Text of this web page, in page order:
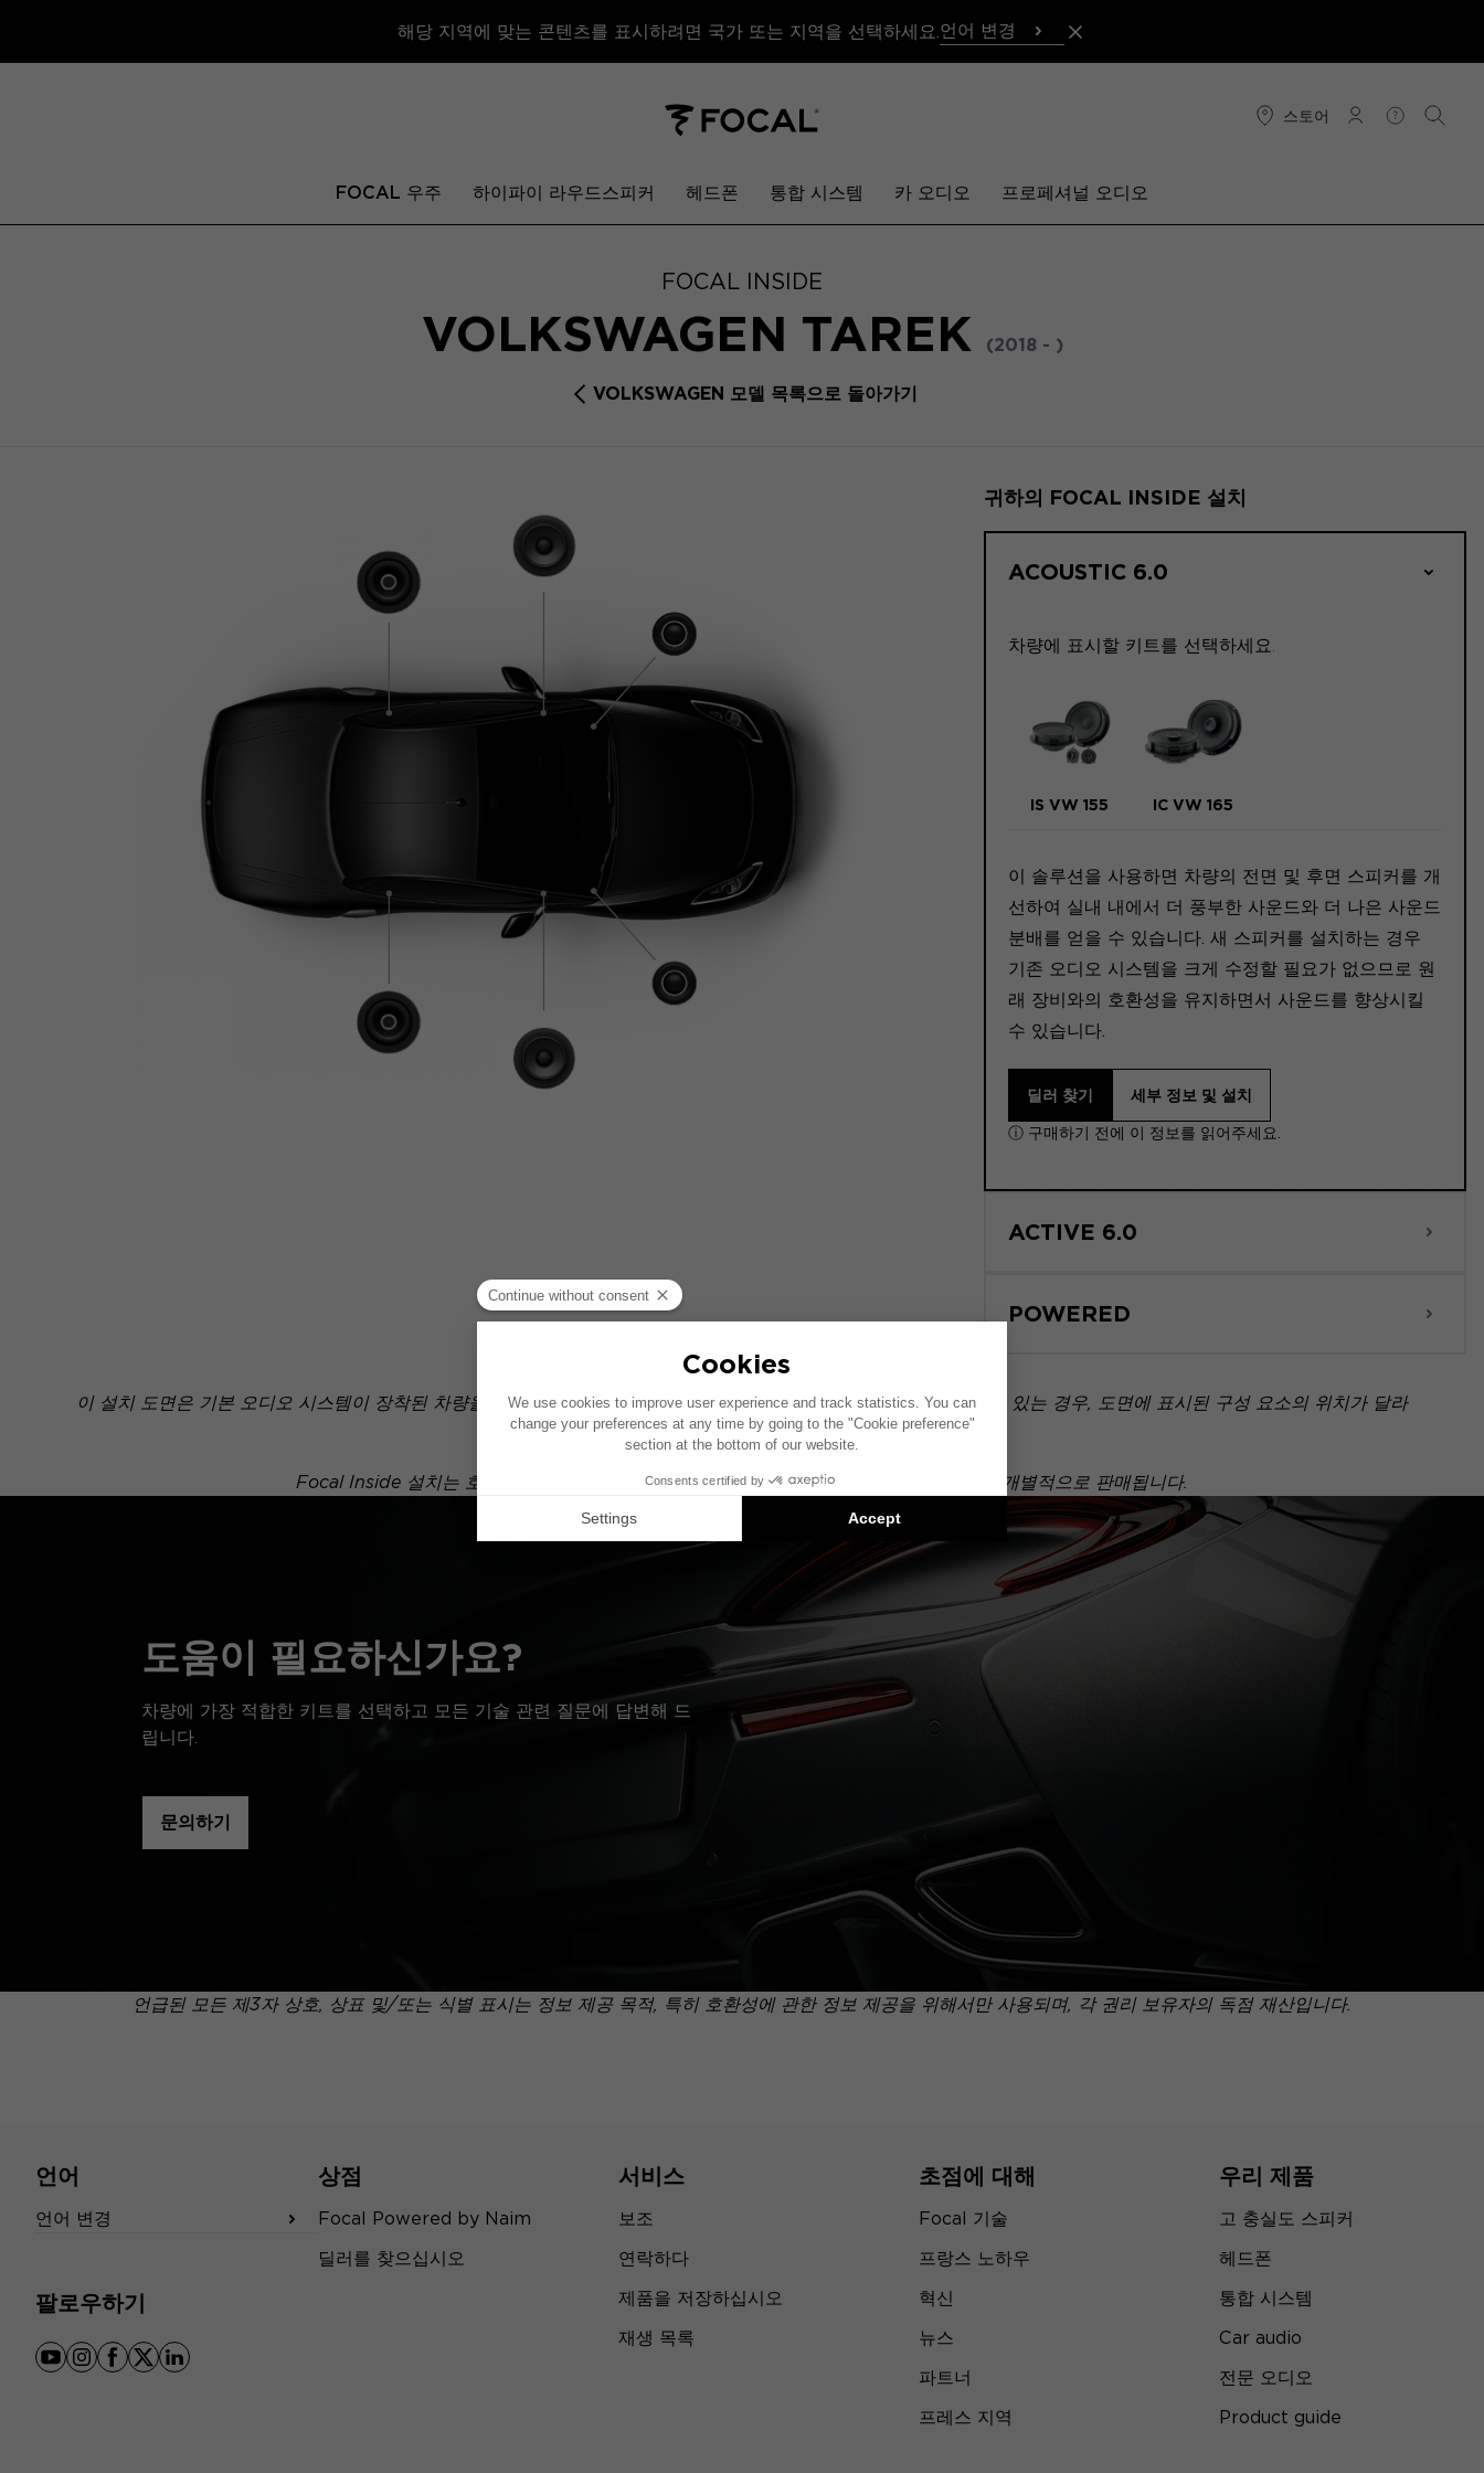
해당 지역에 맞는 콘텐츠를 표시하려면 국가 또는 지역을 선택하세요. 언어 변경
스토어
연결 도움말검색
FOCAL 우주 하이파이 라우드스피커 헤드폰 통합 시스템 카 오디오 프로페셔널 오디오
FOCAL INSIDE
VOLKSWAGEN TAREK (2018 - )
VOLKSWAGEN 모델 목록으로 돌아가기
귀하의 FOCAL INSIDE 설치
ACOUSTIC 6.0
차량에 표시할 키트를 선택하세요.
IS VW 155 IC VW 165
이 솔루션을 사용하면 차량의 전면 및 후면 스피커를 개
선하여 실내 내에서 더 풍부한 사운드와 더 나은 사운드
분배를 얻을 수 있습니다. 새 스피커를 설치하는 경우
기존 오디오 시스템을 크게 수정할 필요가 없으므로 원
래 장비와의 호환성을 유지하면서 사운드를 향상시킬
수 있습니다.
딜러 찾기 세부 정보 및 설치
ⓘ 구매하기 전에 이 정보를 읽어주세요.
ACTIVE 6.0
POWERED
이 설치 도면은 기본 오디오 시스템이 장착된 차량을 기준으로 제작되었습니다. 차량에 특정 하이파이 옵션이 장착되어 있는 경우, 도면에 표시된 구성 요소의 위치가 달라
질 수 있습니다.
Focal Inside 설치는 호환 가능한 제품에 대한 제안입니다: 각 구성 요소는 패키지가 아닌 개별적으로 판매됩니다.
도움이 필요하신가요?
차량에 가장 적합한 키트를 선택하고 모든 기술 관련 질문에 답변해 드
립니다.
문의하기
언급된 모든 제3자 상호, 상표 및/또는 식별 표시는 정보 제공 목적, 특히 호환성에 관한 정보 제공을 위해서만 사용되며, 각 권리 보유자의 독점 재산입니다.
언어
언어 변경
팔로우하기
youtube
instagram
facebook
x linkedin
상점
Focal Powered by Naim
딜러를 찾으십시오
서비스
보조
연락하다
제품을 저장하십시오
재생 목록
초점에 대해
Focal 기술
프랑스 노하우
혁신
뉴스
파트너
프레스 지역
우리 제품
고 충실도 스피커
헤드폰
통합 시스템
Car audio
전문 오디오
Product guide